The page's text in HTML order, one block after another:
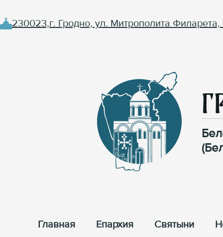
230023,г. Гродно, ул. Митрополита Филарета,
Главная Епархия Cвятыни